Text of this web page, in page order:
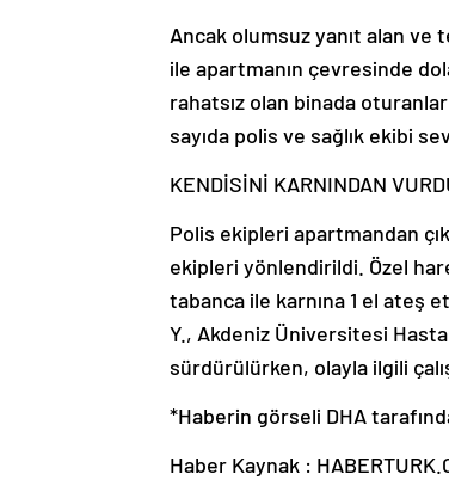
Ancak olumsuz yanıt alan ve
ile apartmanın çevresinde
rahatsız olan binada
sayıda polis ve sağlık ekibi
KENDİSİNİ KARNINDAN
Polis ekipleri apartmandan
ekipleri yönlendirildi. Özel
tabanca ile karnına 1 el ateş
Y., Akdeniz Üniversitesi
sürdürülürken, olayla ilgili
*Haberin görseli DHA
Haber Kaynak :